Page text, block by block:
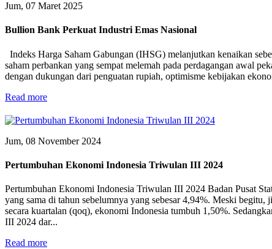
Jum, 07 Maret 2025
Bullion Bank Perkuat Industri Emas Nasional
Indeks Harga Saham Gabungan (IHSG) melanjutkan kenaikan
saham perbankan yang sempat melemah pada perdagangan awal
dengan dukungan dari penguatan rupiah, optimisme kebijakan
Read more
Jum, 08 November 2024
Pertumbuhan Ekonomi Indonesia Triwulan III 2024
Pertumbuhan Ekonomi Indonesia Triwulan III 2024 Badan Pusat
yang sama di tahun sebelumnya yang sebesar 4,94%. Meski
secara kuartalan (qoq), ekonomi Indonesia tumbuh 1,50%.
III 2024 dar...
Read more